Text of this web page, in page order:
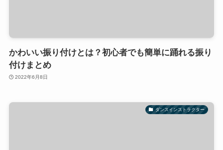
かわいい振り付けとは？初心者でも簡単に踊れる振り
付けまとめ
2022年6月8日
ダンスインストラクター